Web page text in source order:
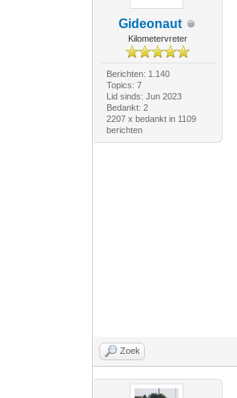
Gideonaut
Kilometervreter
Berichten: 1.140
Topics: 7
Lid sinds: Jun 2023
Bedankt: 2
2207 x bedankt in 1109
berichten
Zoek